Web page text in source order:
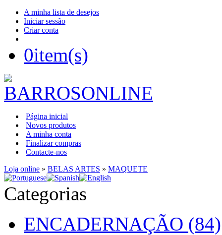
A minha lista de desejos
Iniciar sessão
Criar conta
0item(s)
Página inicial
Novos produtos
A minha conta
Finalizar compras
Contacte-nos
Loja online » BELAS ARTES » MAQUETE
Categorias
ENCADERNAÇÃO (84)